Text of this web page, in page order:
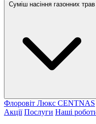
Суміш насіння газонних трав
Флоровіт Люкс СENTNAS
Акції Послуги Наші